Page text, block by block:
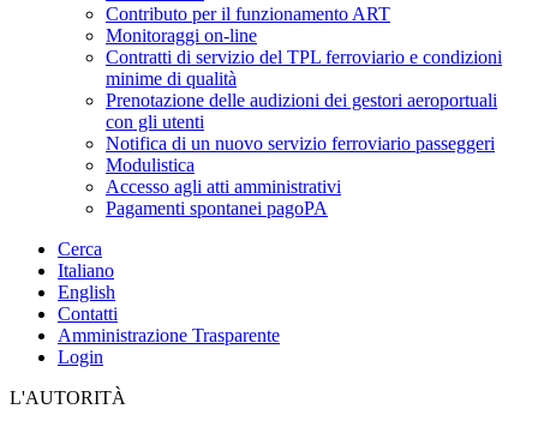
Contributo per il funzionamento ART
Monitoraggi on-line
Contratti di servizio del TPL ferroviario e condizioni
minime di qualità
Prenotazione delle audizioni dei gestori aeroportuali
con gli utenti
Notifica di un nuovo servizio ferroviario passeggeri
Modulistica
Accesso agli atti amministrativi
Pagamenti spontanei pagoPA
Cerca
Italiano
English
Contatti
Amministrazione Trasparente
Login
L'AUTORITÀ